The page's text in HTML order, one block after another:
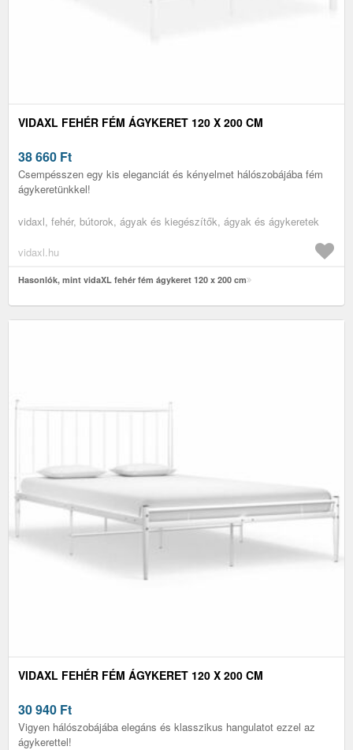
VIDAXL FEHÉR FÉM ÁGYKERET 120 X 200 CM
38 660 Ft
Csempésszen egy kis eleganciát és kényelmet hálószobájába fém
ágykeretünkkel!
vidaxl, fehér, bútorok, ágyak és kiegészítők, ágyak és ágykeretek
vidaxl.hu
Hasonlók, mint vidaXL fehér fém ágykeret 120 x 200 cm
VIDAXL FEHÉR FÉM ÁGYKERET 120 X 200 CM
30 940 Ft
Vigyen hálószobájába elegáns és klasszikus hangulatot ezzel az
ágykerettel!